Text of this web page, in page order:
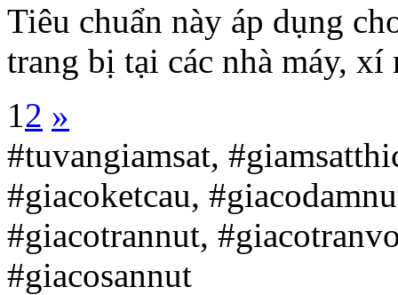
Tiêu chuẩn này áp dụng
trang bị tại các nhà máy,
12 »
#tuvangiamsat,
#giacoketcau,
#giacotrannut,
#giacosannut